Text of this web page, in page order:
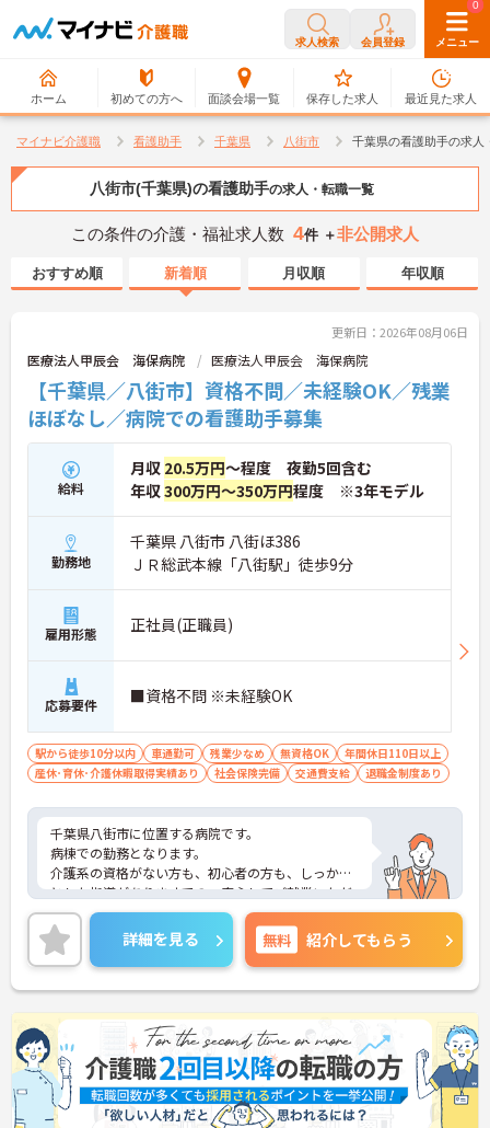
求人検索 会員登録 メニュー
ホーム 初めての方へ 面談会場一覧
0
保存した求人
0
最近見た求人
マイナビ介護職 看護助手 千葉県 八街市 千葉県の看護助手の求人
八街市(千葉県)の看護助手の求人・転職一覧
この条件の介護・福祉求人数 4件 ＋非公開求人
おすすめ順 新着順 月収順 年収順
更新日：2026年08月06日
医療法人甲辰会 海保病院 医療法人甲辰会 海保病院
【千葉県／八街市】資格不問／未経験OK／残業
ほぼなし／病院での看護助手募集
給料
月収 20.5万円～程度 夜勤5回含む
年収300万円～350万円程度 ※3年モデル
勤務地
千葉県 八街市 八街ほ386
ＪＲ総武本線「八街駅」徒歩9分
雇用形態 正社員(正職員)
応募要件 ■資格不問 ※未経験OK
駅から徒歩10分以内 車通勤可 残業少なめ 無資格OK
年間休日110日以上
産休･育休･介護休暇取得実績あり
社会保険完備 交通費支給 退職金制度あり
千葉県八街市に位置する病院です。
病棟での勤務となります。
介護系の資格がない方も、初心者の方も、しっかり
とした指導がありますでの、安心してご就業いただ
けます。
ご興味ある方には、面接対策ポイントなど、さらに
詳細をお話しいたしますのでお気軽にご相談くださ
い！
詳細を見る 無料 紹介してもらう